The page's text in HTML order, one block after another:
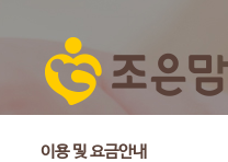
이용 및 요금안내